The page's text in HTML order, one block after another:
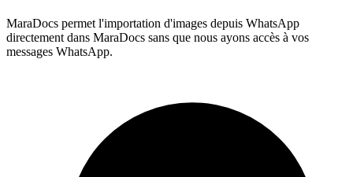
MaraDocs permet l'importation d'images depuis WhatsApp
directement dans MaraDocs sans que nous ayons accès à vos
messages WhatsApp.